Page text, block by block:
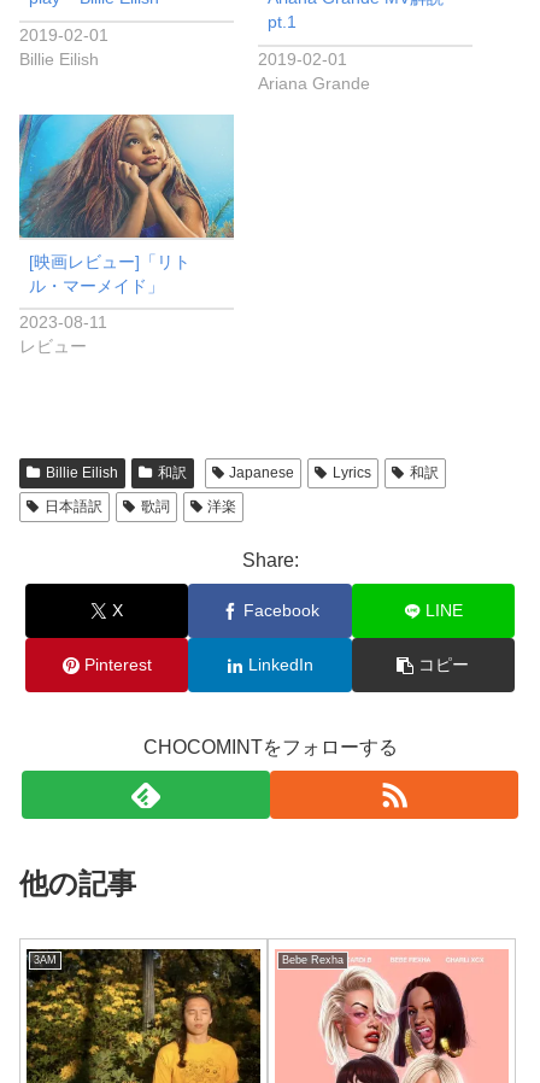
2019-02-01
Billie Eilish
pt.1
2019-02-01
Ariana Grande
[映画レビュー]「リト
ル・マーメイド」
2023-08-11
レビュー
Billie Eilish 和訳 Japanese Lyrics
和訳
日本語訳
歌詞 洋楽
Share:
X Facebook LINE
Pinterest LinkedIn コピー
CHOCOMINTをフォローする
他の記事
3AM Bebe Rexha